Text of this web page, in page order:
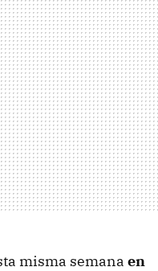
misma semana en